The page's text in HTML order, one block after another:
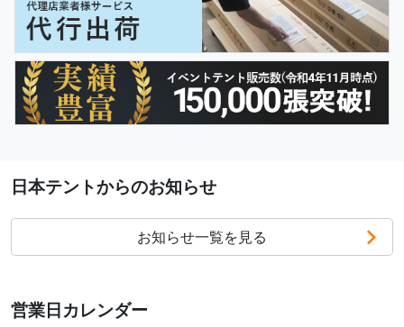
日本テントからのお知らせ
お知らせ一覧を見る
営業日カレンダー